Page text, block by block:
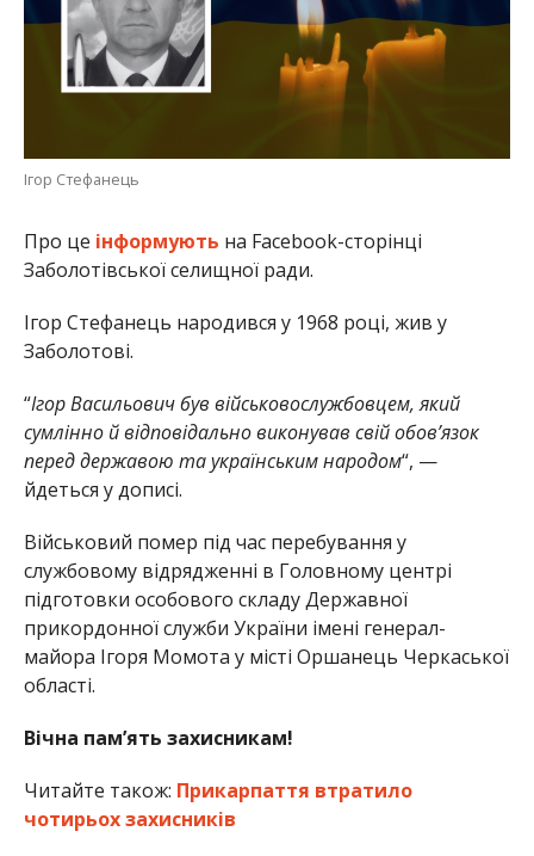
Ігор Стефанець
Про це інформують на Facebook-сторінці
Заболотівської селищної ради.
Ігор Стефанець народився у 1968 році, жив у
Заболотові.
“Ігор Васильович був військовослужбовцем, який
сумлінно й відповідально виконував свій обов’язок
перед державою та українським народом“, —
йдеться у дописі.
Військовий помер під час перебування у
службовому відрядженні в Головному центрі
підготовки особового складу Державної
прикордонної служби України імені генерал-
майора Ігоря Момота у місті Оршанець Черкаської
області.
Вічна пам’ять захисникам!
Читайте також: Прикарпаття втратило
чотирьох захисників